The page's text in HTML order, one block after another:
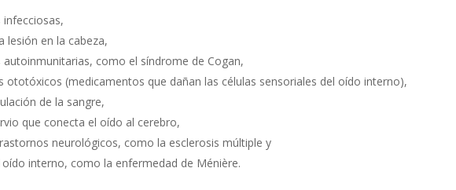
lesión en la cabeza,
como el síndrome de Cogan,
ototóxicos (medicamentos que dañan las células sensoriales del oído interno),
de la sangre,
que conecta el oído al cerebro,
neurológicos, como la esclerosis múltiple y
interno, como la enfermedad de Ménière.